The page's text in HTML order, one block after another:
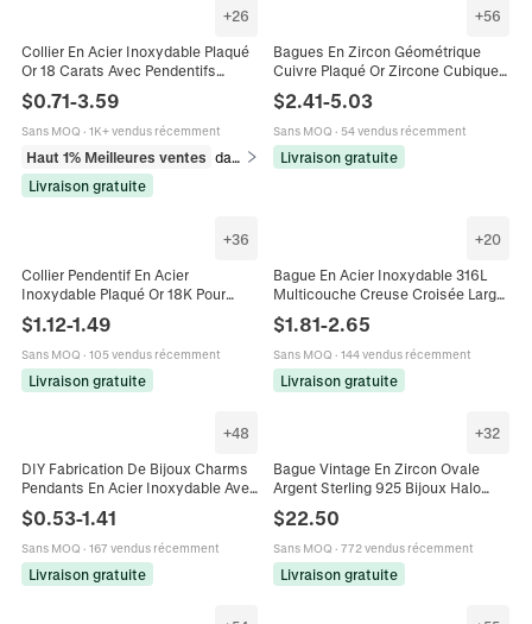
+26
Collier En Acier Inoxydable Plaqué
Or 18 Carats Avec Pendentifs
Hobby Zircon Bijoux De Mode Pour
Femmes Esthétique Délicate
$0.71-3.59
Sans MOQ · 1K+ vendus récemment
Haut 1% Meilleures ventes
dans Colliers
Livraison gratuite
+56
Bagues En Zircon Géométrique
Cuivre Plaqué Or Zircone Cubique
Colorée Serpent Arc-en-ciel Bijoux
De Mode Vintage Pour Femmes
$2.41-5.03
Sans MOQ · 54 vendus récemment
Livraison gratuite
+36
Collier Pendentif En Acier
Inoxydable Plaqué Or 18K Pour
Femme Bijoux De Luxe Incrustés
De Zircon Accessoire Élégant
$1.12-1.49
Sans MOQ · 105 vendus récemment
Livraison gratuite
+20
Bague En Acier Inoxydable 316L
Multicouche Creuse Croisée Large
Brillante Zircon Bijoux Mode Pour
Femmes
$1.81-2.65
Sans MOQ · 144 vendus récemment
Livraison gratuite
+48
DIY Fabrication De Bijoux Charms
Pendants En Acier Inoxydable Avec
Zircon Trèfle Papillon Cœur Étoile
Connecteur
$0.53-1.41
Sans MOQ · 167 vendus récemment
Livraison gratuite
+32
Bague Vintage En Zircon Ovale
Argent Sterling 925 Bijoux Halo
Élégants Pour Femmes Cadeau
$22.50
Sans MOQ · 772 vendus récemment
Livraison gratuite